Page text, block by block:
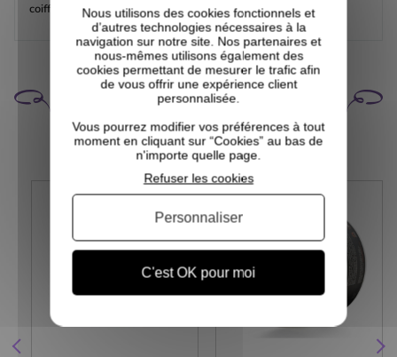
coiffures sans alourdir et sans sensation de gras.
CELA POURRAIT VOUS
INTÉRESSER
Nous utilisons des cookies fonctionnels et
d’autres technologies nécessaires à la
navigation sur notre site. Nos partenaires et
nous-mêmes utilisons également des
cookies permettant de mesurer le trafic afin
de vous offrir une expérience client
personnalisée.
Vous pourrez modifier vos préférences à tout
moment en cliquant sur “Cookies” au bas de
n'importe quelle page.
C'est OK pour moi
Refuser les cookies
Personnaliser